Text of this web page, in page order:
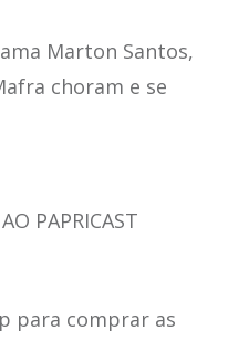
Marton Santos,
choram e se
PAPRICAST
para comprar as